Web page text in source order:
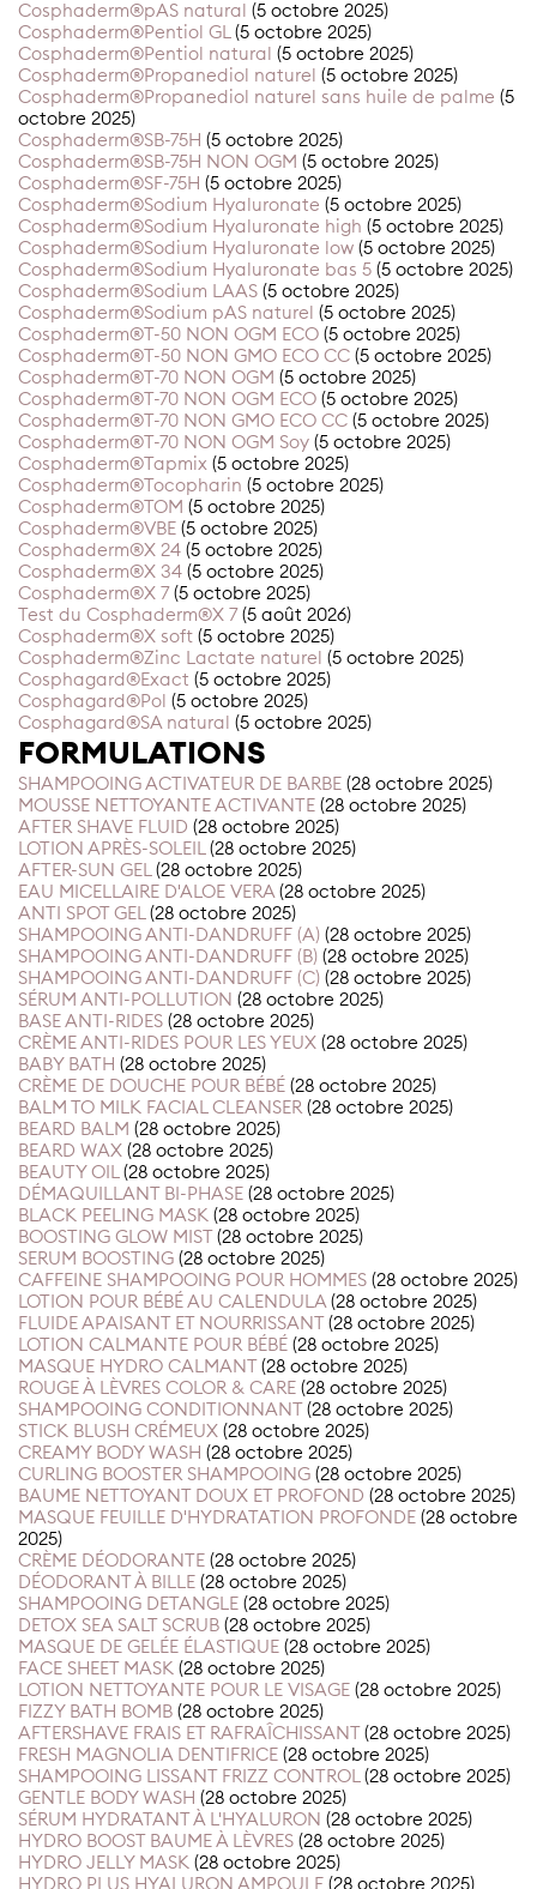
Cosphaderm®pAS natural (5 octobre 2025)
Cosphaderm®Pentiol GL (5 octobre 2025)
Cosphaderm®Pentiol natural (5 octobre 2025)
Cosphaderm®Propanediol naturel (5 octobre 2025)
Cosphaderm®Propanediol naturel sans huile de palme (5
octobre 2025)
Cosphaderm®SB-75H (5 octobre 2025)
Cosphaderm®SB-75H NON OGM (5 octobre 2025)
Cosphaderm®SF-75H (5 octobre 2025)
Cosphaderm®Sodium Hyaluronate (5 octobre 2025)
Cosphaderm®Sodium Hyaluronate high (5 octobre 2025)
Cosphaderm®Sodium Hyaluronate low (5 octobre 2025)
Cosphaderm®Sodium Hyaluronate bas 5 (5 octobre 2025)
Cosphaderm®Sodium LAAS (5 octobre 2025)
Cosphaderm®Sodium pAS naturel (5 octobre 2025)
Cosphaderm®T-50 NON OGM ECO (5 octobre 2025)
Cosphaderm®T-50 NON GMO ECO CC (5 octobre 2025)
Cosphaderm®T-70 NON OGM (5 octobre 2025)
Cosphaderm®T-70 NON OGM ECO (5 octobre 2025)
Cosphaderm®T-70 NON GMO ECO CC (5 octobre 2025)
Cosphaderm®T-70 NON OGM Soy (5 octobre 2025)
Cosphaderm®Tapmix (5 octobre 2025)
Cosphaderm®Tocopharin (5 octobre 2025)
Cosphaderm®TOM (5 octobre 2025)
Cosphaderm®VBE (5 octobre 2025)
Cosphaderm®X 24 (5 octobre 2025)
Cosphaderm®X 34 (5 octobre 2025)
Cosphaderm®X 7 (5 octobre 2025)
Test du Cosphaderm®X 7 (5 août 2026)
Cosphaderm®X soft (5 octobre 2025)
Cosphaderm®Zinc Lactate naturel (5 octobre 2025)
Cosphagard®Exact (5 octobre 2025)
Cosphagard®Pol (5 octobre 2025)
Cosphagard®SA natural (5 octobre 2025)
FORMULATIONS
SHAMPOOING ACTIVATEUR DE BARBE (28 octobre 2025)
MOUSSE NETTOYANTE ACTIVANTE (28 octobre 2025)
AFTER SHAVE FLUID (28 octobre 2025)
LOTION APRÈS-SOLEIL (28 octobre 2025)
AFTER-SUN GEL (28 octobre 2025)
EAU MICELLAIRE D'ALOE VERA (28 octobre 2025)
ANTI SPOT GEL (28 octobre 2025)
SHAMPOOING ANTI-DANDRUFF (A) (28 octobre 2025)
SHAMPOOING ANTI-DANDRUFF (B) (28 octobre 2025)
SHAMPOOING ANTI-DANDRUFF (C) (28 octobre 2025)
SÉRUM ANTI-POLLUTION (28 octobre 2025)
BASE ANTI-RIDES (28 octobre 2025)
CRÈME ANTI-RIDES POUR LES YEUX (28 octobre 2025)
BABY BATH (28 octobre 2025)
CRÈME DE DOUCHE POUR BÉBÉ (28 octobre 2025)
BALM TO MILK FACIAL CLEANSER (28 octobre 2025)
BEARD BALM (28 octobre 2025)
BEARD WAX (28 octobre 2025)
BEAUTY OIL (28 octobre 2025)
DÉMAQUILLANT BI-PHASE (28 octobre 2025)
BLACK PEELING MASK (28 octobre 2025)
BOOSTING GLOW MIST
(28 octobre 2025)
SERUM BOOSTING (28 octobre 2025)
CAFFEINE SHAMPOOING POUR HOMMES (28 octobre 2025)
LOTION POUR BÉBÉ AU CALENDULA (28 octobre 2025)
FLUIDE APAISANT ET NOURRISSANT
(28 octobre 2025)
LOTION CALMANTE POUR BÉBÉ (28 octobre 2025)
MASQUE HYDRO CALMANT
(28 octobre 2025)
ROUGE À LÈVRES COLOR & CARE (28 octobre 2025)
SHAMPOOING CONDITIONNANT
(28 octobre 2025)
STICK BLUSH CRÉMEUX (28 octobre 2025)
CREAMY BODY WASH (28 octobre 2025)
CURLING BOOSTER SHAMPOOING (28 octobre 2025)
BAUME NETTOYANT DOUX ET PROFOND (28 octobre 2025)
MASQUE FEUILLE D'HYDRATATION PROFONDE (28 octobre
2025)
CRÈME DÉODORANTE (28 octobre 2025)
DÉODORANT À BILLE (28 octobre 2025)
SHAMPOOING DETANGLE (28 octobre 2025)
DETOX SEA SALT SCRUB (28 octobre 2025)
MASQUE DE GELÉE ÉLASTIQUE (28 octobre 2025)
FACE SHEET MASK (28 octobre 2025)
LOTION NETTOYANTE POUR LE VISAGE (28 octobre 2025)
FIZZY BATH BOMB (28 octobre 2025)
AFTERSHAVE FRAIS ET RAFRAÎCHISSANT
(28 octobre 2025)
FRESH MAGNOLIA DENTIFRICE (28 octobre 2025)
SHAMPOOING LISSANT FRIZZ CONTROL (28 octobre 2025)
GENTLE BODY WASH (28 octobre 2025)
SÉRUM HYDRATANT À L'HYALURON (28 octobre 2025)
HYDRO BOOST BAUME À LÈVRES (28 octobre 2025)
HYDRO JELLY MASK (28 octobre 2025)
HYDRO PLUS HYALURON AMPOULE (28 octobre 2025)